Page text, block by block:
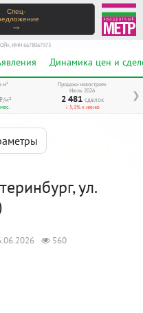
Спец-
→
ИНН 6678067973
Динамика цен и
❯
м²
₽/м²
Продажи новостроек
Июль 2026
2 481 сделок
↓ 5,3% к июню
ул.
560